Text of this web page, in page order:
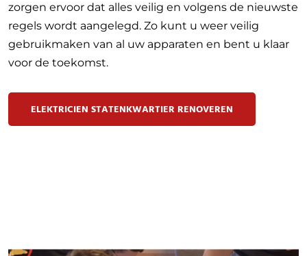
zorgen ervoor dat alles veilig en volgens de nieuwste
regels wordt aangelegd. Zo kunt u weer veilig
gebruikmaken van al uw apparaten en bent u klaar
voor de toekomst.
ELEKTRICIEN STATENKWARTIER RENOVEREN